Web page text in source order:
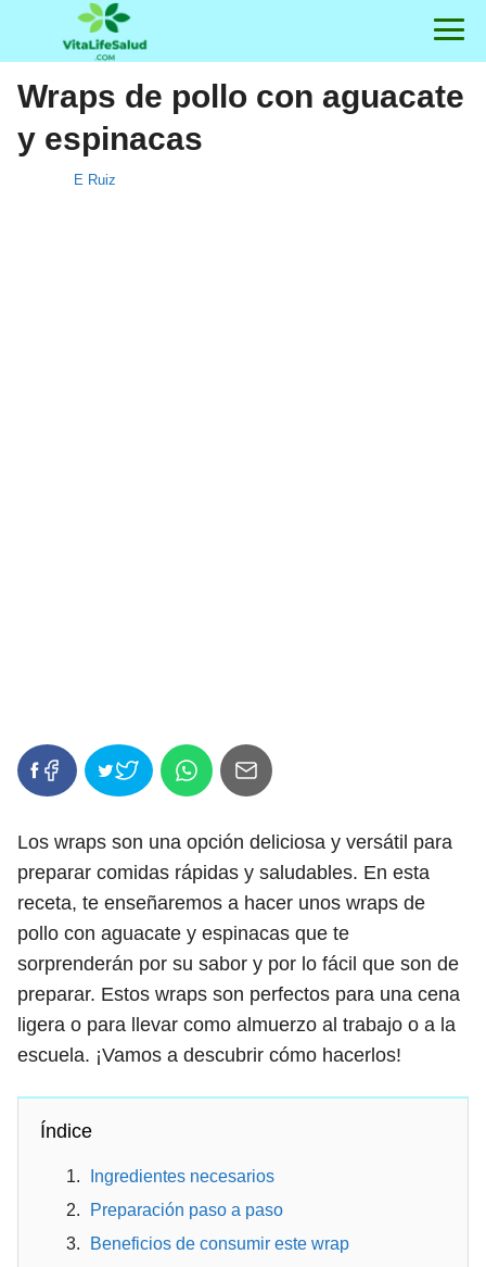
Wraps de pollo con aguacate
y espinacas
E Ruiz
Los wraps son una opción deliciosa y versátil para
preparar comidas rápidas y saludables. En esta
receta, te enseñaremos a hacer unos wraps de
pollo con aguacate y espinacas que te
sorprenderán por su sabor y por lo fácil que son de
preparar. Estos wraps son perfectos para una cena
ligera o para llevar como almuerzo al trabajo o a la
escuela. ¡Vamos a descubrir cómo hacerlos!
Índice
Ingredientes necesarios
Preparación paso a paso
Beneficios de consumir este wrap